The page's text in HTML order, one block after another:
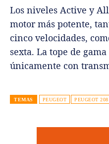
Los niveles Active y
motor más potente,
cinco velocidades,
sexta. La tope de
únicamente con
TEMAS PEUGEOT PEUGEOT 208